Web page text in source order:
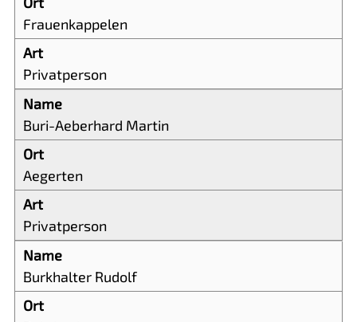
Frauenkappelen
Privatperson
Buri-Aeberhard Martin
Aegerten
Privatperson
Burkhalter Rudolf